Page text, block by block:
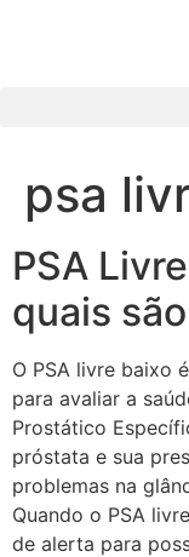
psa
PSA
quais
O PSA livre baixo
para avaliar a
Prostático
próstata e sua
problemas na
Quando o PSA
de alerta para